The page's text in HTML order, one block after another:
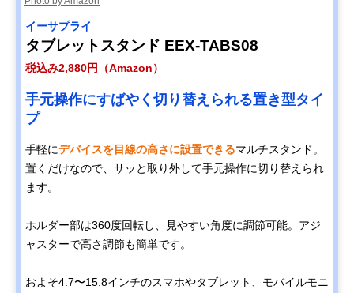
イーサプライ
タブレットスタンド EEX-TABS08
税込み2,880円（Amazon）
手元操作にすばやく切り替えられる置き型タイ
プ
手軽にデバイスを目線の高さに設置できるマルチスタンド。
置くだけなので、サッと取り外して手元操作に切り替えられ
ます。
ホルダー部は360度回転し、見やすい角度に調節可能。アジ
ャスターで高さ調節も簡単です。
およそ4.7〜15.8インチのスマホやタブレット、モバイルモニ